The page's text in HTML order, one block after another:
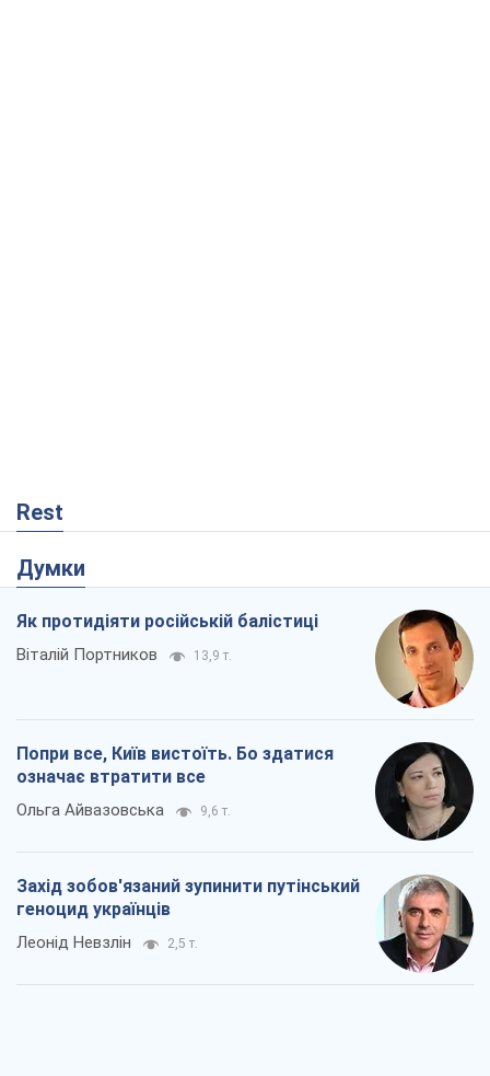
Rest
Думки
Як протидіяти російській балістиці
Віталій Портников 13,9 т.
Попри все, Київ вистоїть. Бо здатися
означає втратити все
Ольга Айвазовська 9,6 т.
Захід зобов'язаний зупинити путінський
геноцид українців
Леонід Невзлін 2,5 т.